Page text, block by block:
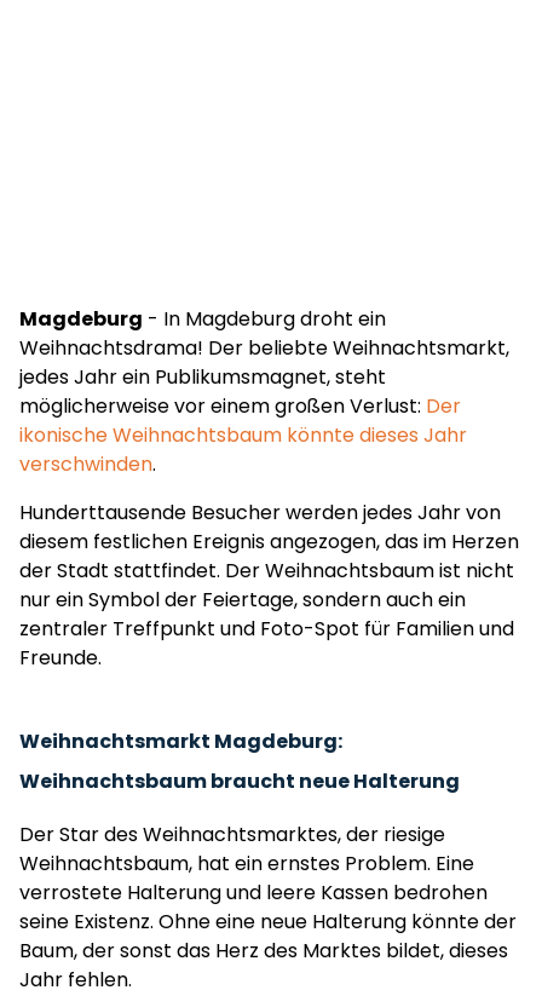
Magdeburg - In Magdeburg droht ein
Weihnachtsdrama! Der beliebte Weihnachtsmarkt,
jedes Jahr ein Publikumsmagnet, steht
möglicherweise vor einem großen Verlust: Der
ikonische Weihnachtsbaum könnte dieses Jahr
verschwinden.
Hunderttausende Besucher werden jedes Jahr von
diesem festlichen Ereignis angezogen, das im Herzen
der Stadt stattfindet. Der Weihnachtsbaum ist nicht
nur ein Symbol der Feiertage, sondern auch ein
zentraler Treffpunkt und Foto-Spot für Familien und
Freunde.
Weihnachtsmarkt Magdeburg:
Weihnachtsbaum braucht neue Halterung
Der Star des Weihnachtsmarktes, der riesige
Weihnachtsbaum, hat ein ernstes Problem. Eine
verrostete Halterung und leere Kassen bedrohen
seine Existenz. Ohne eine neue Halterung könnte der
Baum, der sonst das Herz des Marktes bildet, dieses
Jahr fehlen.